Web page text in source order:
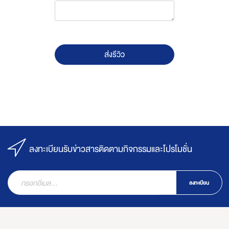
ส่งรีวิว
ลงทะเบียนรับข่าวสารติดตามกิจกรรมและโปรโมชั่น
ลงทะเบียน